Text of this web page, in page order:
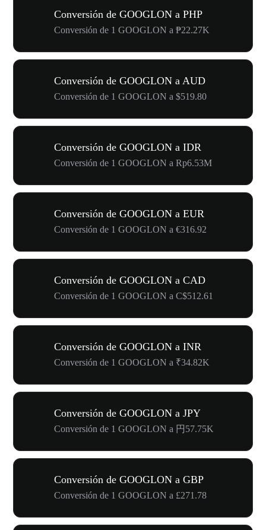
Conversión de GOOGLON a PHP
Conversión de 1 GOOGLON a ₱22.27K
Conversión de GOOGLON a AUD
Conversión de 1 GOOGLON a $519.80
Conversión de GOOGLON a IDR
Conversión de 1 GOOGLON a Rp6.53M
Conversión de GOOGLON a EUR
Conversión de 1 GOOGLON a €316.92
Conversión de GOOGLON a CAD
Conversión de 1 GOOGLON a C$512.61
Conversión de GOOGLON a INR
Conversión de 1 GOOGLON a ₹34.82K
Conversión de GOOGLON a JPY
Conversión de 1 GOOGLON a 円57.75K
Conversión de GOOGLON a GBP
Conversión de 1 GOOGLON a £271.78